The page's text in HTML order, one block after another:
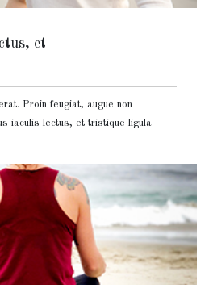
et
Proin feugiat, augue non
iaculis lectus, et tristique ligula